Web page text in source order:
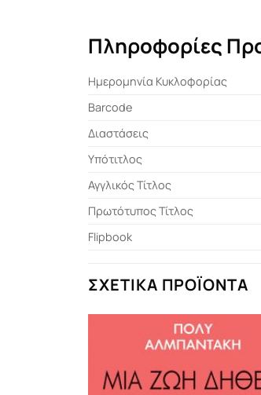
Πληροφορίες
Ημερομηνία Κυκλοφορίας
Barcode
Διαστάσεις
Υπότιτλος
Αγγλικός Τίτλος
Πρωτότυπος Τίτλος
Flipbook
ΣΧΕΤΙΚΆ ΠΡΟΪΌΝΤΑ